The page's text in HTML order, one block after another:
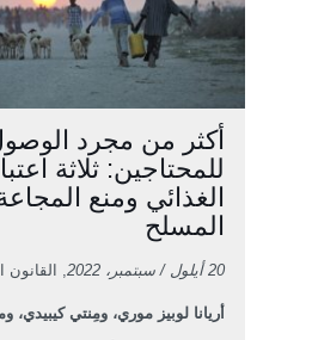
أكثر من مجرد
للمحتاجين: ثلاثة
الغذائي ومنع
المسلح
20 أيلول / سبتمبر، 2022 , القانون
أريانا لوبيز موري، ومِنتي كيبيدي،